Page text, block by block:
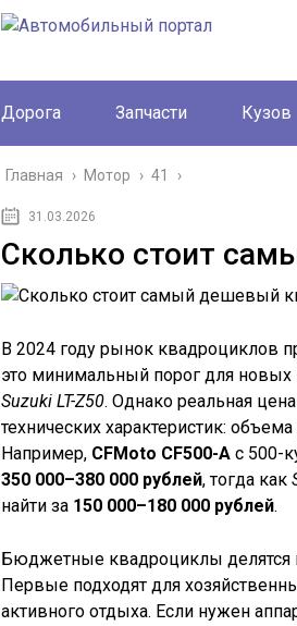
Дорога Запчасти Кузов
Главная › Мотор › 41 ›
31.03.2026
Сколько стоит
В 2024 году рынок квадроциклов
это минимальный порог для новых
Suzuki LT-Z50. Однако реальная
технических характеристик:
Например, CFMoto CF500-A с 500-
350 000–380 000 рублей, тогда как
найти за 150 000–180 000 рублей.
Бюджетные квадроциклы делятся
Первые подходят для
активного отдыха. Если нужен